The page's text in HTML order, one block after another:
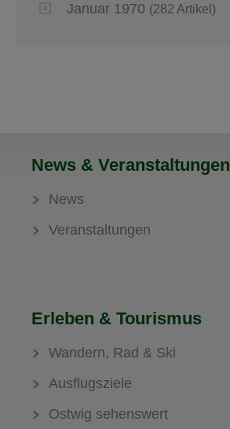
Januar 1970 (282 Artikel)
News & Veranstaltungen
News
Veranstaltungen
Erleben & Tourismus
Wandern, Rad & Ski
Ausflugsziele
Ostwig sehenswert